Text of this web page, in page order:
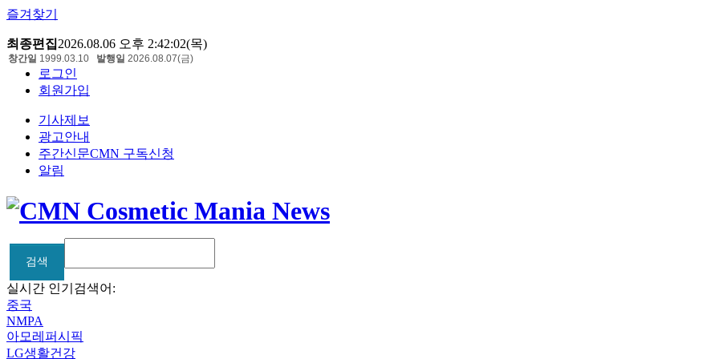
즐겨찾기
최종편집2026.08.06 오후 2:42:02(목)
로그인
회원가입
기사제보
광고안내
주간신문CMN 구독신청
알림
창간일 1999.03.10 발행일 2026.08.07(금)
검색
검색
실시간 인기검색어:
중국
NMPA
아모레퍼시픽
LG생활건강